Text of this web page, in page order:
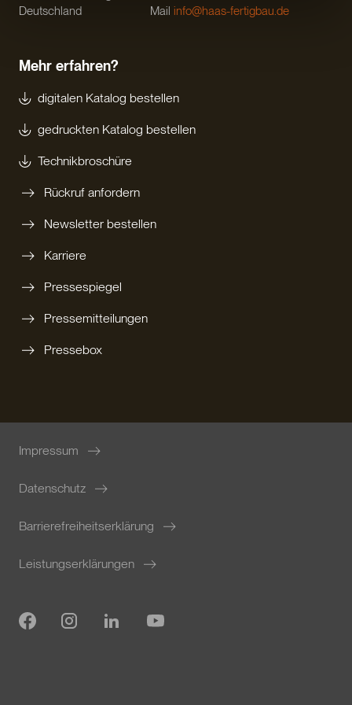
Deutschland
Mail info@haas-fertigbau.de
Mehr erfahren?
digitalen Katalog bestellen
gedruckten Katalog bestellen
Technikbroschüre
Rückruf anfordern
Newsletter bestellen
Karriere
Pressespiegel
Pressemitteilungen
Pressebox
Impressum
Datenschutz
Barrierefreiheitserklärung
Leistungserklärungen